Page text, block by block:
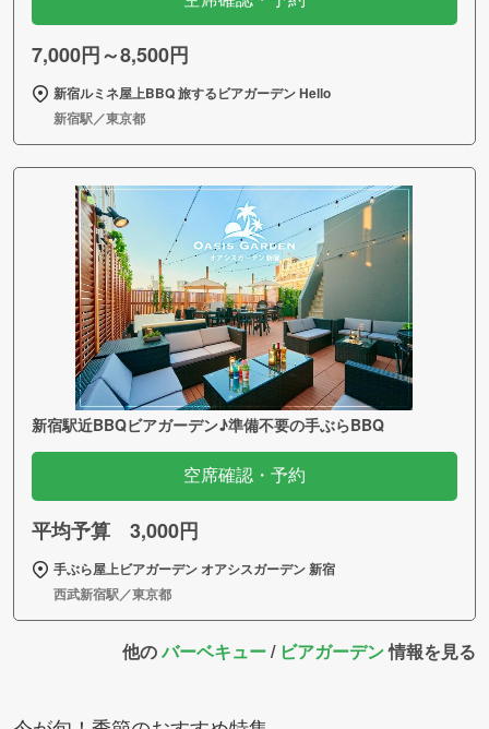
7,000円～8,500円
新宿ルミネ屋上BBQ 旅するビアガーデン Hello
新宿駅／東京都
新宿駅近BBQビアガーデン♪準備不要の手ぶらBBQ
空席確認・予約
平均予算 3,000円
手ぶら屋上ビアガーデン オアシスガーデン 新宿
西武新宿駅／東京都
他のバーベキュー/ ビアガーデン情報を見る